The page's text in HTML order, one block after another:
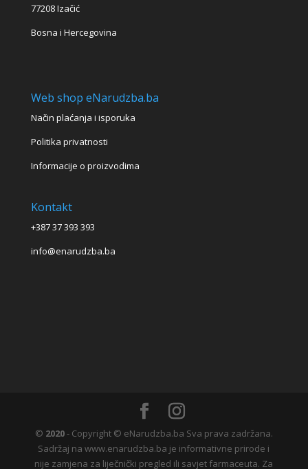
77208 Izačić
Bosna i Hercegovina
Web shop eNarudzba.ba
Način plaćanja i isporuka
Politika privatnosti
Informacije o proizvodima
Kontakt
+387 37 393 393
info@enarudzba.ba
© 2020- Copyright © eNarudzba.ba Sva prava zadržana.
Sadržaj na www.enarudzba.ba je informativne prirode i
nije zamjena za liječnički pregled ili savjet farmaceuta. Za